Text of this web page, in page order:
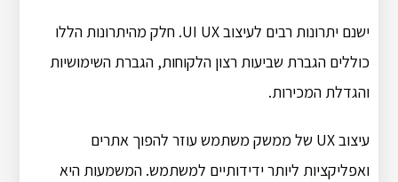
ישנם יתרונות רבים לעיצוב UI UX. חלק מהיתרונות הללו
כוללים הגברת שביעות רצון הלקוחות, הגברת השימושיות
והגדלת המכירות.
עיצוב UX של ממשק משתמש עוזר להפוך אתרים
ואפליקציות ליותר ידידותיים למשתמש. המשמעות היא